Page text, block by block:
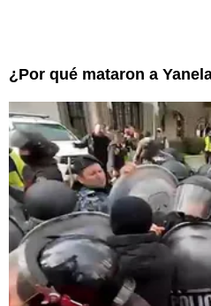
¿Por qué mataron a